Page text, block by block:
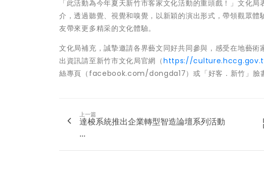
「此活動為今年夏天新竹市客家文化活動的重頭戲！」文化
介，透過聽覺、視覺和嗅覺，以新穎的演出形式，帶領觀眾
友帶來更多精采的文化體驗。
文化局補充，誠摯邀請各界藝文同好共同參與，感受在地藝
出資訊請至新竹市文化局官網（https://
絲專頁（facebook.com/dongda17）或「好客．新竹」臉
上一篇
達梭系統推出企業轉型智造論壇系列活動
...